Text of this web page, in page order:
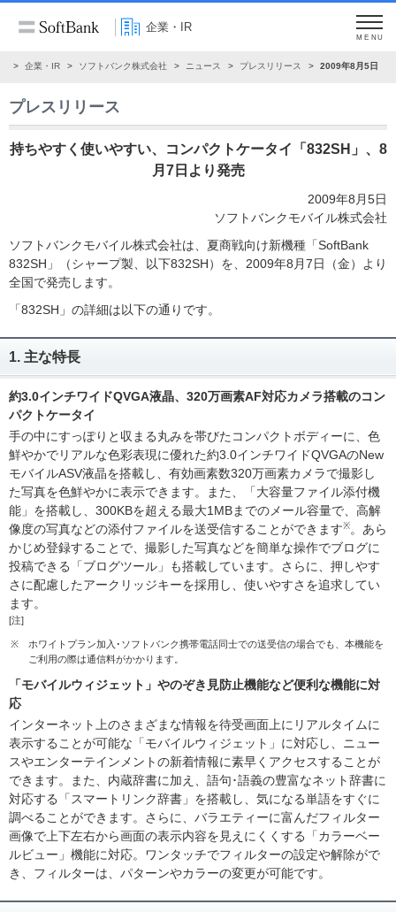
企業・IR
MENU
企業・IR ソフトバンク株式会社 ニュース プレスリリース 2009年8月5日
プレスリリース
持ちやすく使いやすい、コンパクトケータイ「832SH」、8
月7日より発売
2009年8月5日
ソフトバンクモバイル株式会社
ソフトバンクモバイル株式会社は、夏商戦向け新機種「SoftBank
832SH」（シャープ製、以下832SH）を、2009年8月7日（金）より
全国で発売します。
「832SH」の詳細は以下の通りです。
1. 主な特長
約3.0インチワイドQVGA液晶、320万画素AF対応カメラ搭載のコン
パクトケータイ
手の中にすっぽりと収まる丸みを帯びたコンパクトボディーに、色
鮮やかでリアルな色彩表現に優れた約3.0インチワイドQVGAのNew
モバイルASV液晶を搭載し、有効画素数320万画素カメラで撮影し
た写真を色鮮やかに表示できます。また、「大容量ファイル添付機
能」を搭載し、300KBを超える最大1MBまでのメール容量で、高解
像度の写真などの添付ファイルを送受信することができます※。あら
かじめ登録することで、撮影した写真などを簡単な操作でブログに
投稿できる「ブログツール」も搭載しています。さらに、押しやす
さに配慮したアークリッジキーを採用し、使いやすさを追求してい
ます。
[注]
※
ホワイトプラン加入･ソフトバンク携帯電話同士での送受信の場合でも、本機能を
ご利用の際は通信料がかかります。
「モバイルウィジェット」やのぞき見防止機能など便利な機能に対
応
インターネット上のさまざまな情報を待受画面上にリアルタイムに
表示することが可能な「モバイルウィジェット」に対応し、ニュー
スやエンターテインメントの新着情報に素早くアクセスすることが
できます。また、内蔵辞書に加え、語句･語義の豊富なネット辞書に
対応する「スマートリンク辞書」を搭載し、気になる単語をすぐに
調べることができます。さらに、バラエティーに富んだフィルター
画像で上下左右から画面の表示内容を見えにくくする「カラーベー
ルビュー」機能に対応。ワンタッチでフィルターの設定や解除がで
き、フィルターは、パターンやカラーの変更が可能です。